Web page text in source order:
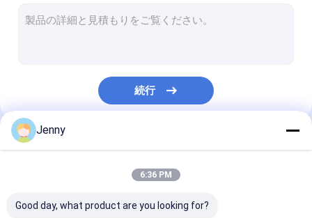
Processlessの印刷版
二重層CTPの版
続行
私たちのカテゴリー
Jenny
6:36 PM
Good day, what product are you looking for?